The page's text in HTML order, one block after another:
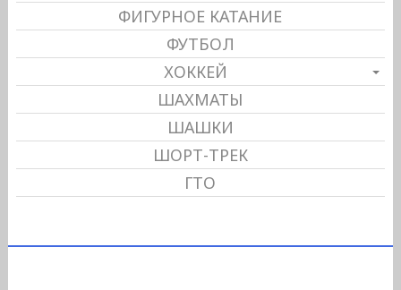
ФИГУРНОЕ КАТАНИЕ
ФУТБОЛ
ХОККЕЙ
ШАХМАТЫ
ШАШКИ
ШОРТ-ТРЕК
ГТО